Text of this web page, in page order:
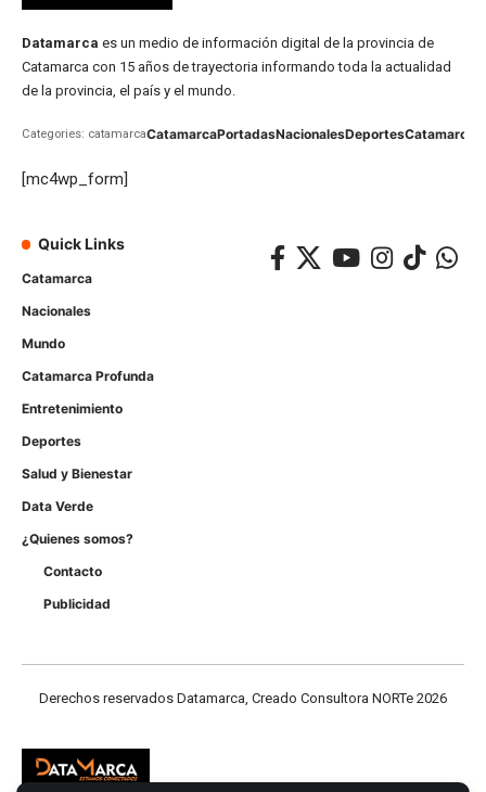
Datamarca es un medio de información digital de la provincia de
Catamarca con 15 años de trayectoria informando toda la actualidad
de la provincia, el país y el mundo.
Categories: catamarcaCatamarcaPortadasNacionalesDeportesCatamarca
[mc4wp_form]
Quick Links
Catamarca
Nacionales
Mundo
Catamarca Profunda
Entretenimiento
Deportes
Salud y Bienestar
Data Verde
¿Quienes somos?
Contacto
Publicidad
Derechos reservados Datamarca, Creado Consultora NORTe 2026